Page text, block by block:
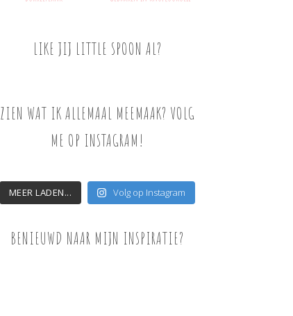
LIKE JIJ LITTLE SPOON AL?
ZIEN WAT IK ALLEMAAL MEEMAAK? VOLG
ME OP INSTAGRAM!
MEER LADEN... Volg op Instagram
BENIEUWD NAAR MIJN INSPIRATIE?